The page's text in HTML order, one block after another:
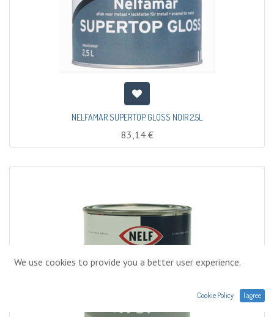
NELFAMAR SUPERTOP GLOSS NOIR 2,5L
83,14€
We use cookies to provide you a better user experience.
Cookie Policy I agree